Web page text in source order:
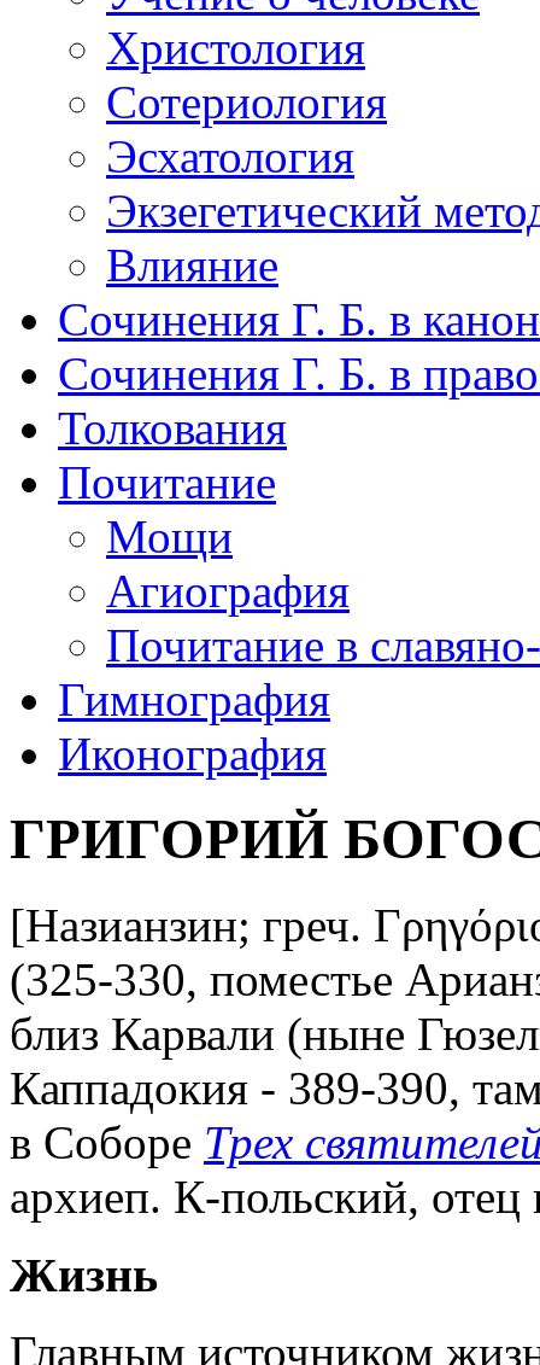
Христология
Сотериология
Эсхатология
Экзегетический
Влияние
Сочинения Г. Б. в
Сочинения Г. Б. в
Толкования
Почитание
Мощи
Агиография
Почитание в
Гимнография
Иконография
ГРИГОРИЙ
[Назианзин; греч.
(325-330, поместье
близ Карвали (ныне
Каппадокия - 389-390,
в Соборе Трех
архиеп. К-польский,
Жизнь
Главным источником